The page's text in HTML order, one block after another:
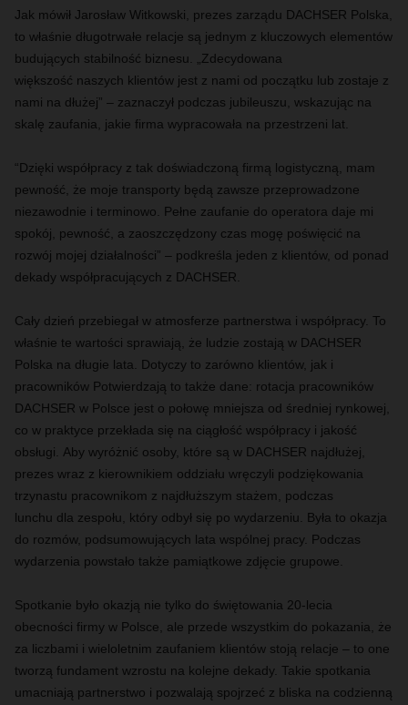
Jak mówił Jarosław Witkowski, prezes zarządu DACHSER Polska,
to właśnie długotrwałe relacje są jednym z kluczowych elementów
budujących stabilność biznesu.
Zdecydowana
większość naszych klientów jest z nami od początku lub zostaje z
nami na dłużej” – zaznaczył podczas jubileuszu, wskazując na
skalę zaufania, jakie firma wypracowała na przestrzeni lat.
“Dzięki współpracy z tak doświadczoną firmą logistyczną, mam
pewność, że moje transporty będą zawsze przeprowadzone
niezawodnie i terminowo. Pełne zaufanie do operatora daje mi
spokój, pewność, a zaoszczędzony czas mogę poświęcić na
rozwój mojej działalności” – podkreśla jeden z klientów, od ponad
dekady współpracujących z DACHSER.
Cały dzień przebiegał w atmosferze partnerstwa i współpracy. To
właśnie te wartości sprawiają, że ludzie zostają w DACHSER
Polska na długie lata.
Dotyczy to zarówno klientów, jak i
pracowników Potwierdzają to także dane: rotacja pracowników
DACHSER w Polsce jest o połowę mniejsza od średniej rynkowej,
co w praktyce przekłada się na ciągłość współpracy i jakość
obsługi.
Aby wyróżnić osoby, które są w DACHSER najdłużej,
prezes wraz z kierownikiem oddziału wręczyli podziękowania
trzynastu pracownikom z najdłuższym stażem, podczas
lunchu dla zespołu , który odbył się po wydarzeniu. Była to okazja
do rozmów, podsumowujących lata wspólnej pracy. Podczas
wydarzenia powstało także pamiątkowe zdjęcie grupowe.
Spotkanie było okazją nie tylko do świętowania 20-lecia
obecności firmy w Polsce, ale przede wszystkim do pokazania, że
za liczbami i wieloletnim zaufaniem klientów stoją relacje – to one
tworzą fundament wzrostu na kolejne dekady. Takie spotkania
umacniają partnerstwo i pozwalają spojrzeć z bliska na codzienną